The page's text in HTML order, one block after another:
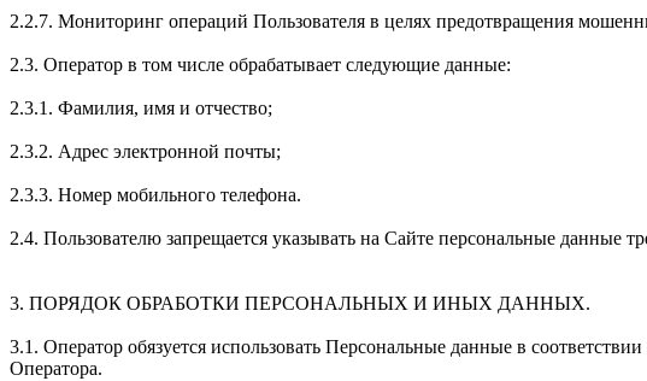
2.2.7. Мониторинг операций Пользователя в целях предотвращения
2.3. Оператор в том числе обрабатывает следующие данные:
2.3.1. Фамилия, имя и отчество;
2.3.2. Адрес электронной почты;
2.3.3. Номер мобильного телефона.
2.4. Пользователю запрещается указывать на Сайте персональные данные
3. ПОРЯДОК ОБРАБОТКИ ПЕРСОНАЛЬНЫХ И ИНЫХ ДАННЫХ.
3.1. Оператор обязуется использовать Персональные данные в
Оператора.